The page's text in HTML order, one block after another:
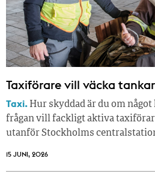
Taxiförare vill väcka
Taxi. Hur skyddad är du om något
frågan vill fackligt aktiva
utanför Stockholms
15 JUNI, 2026